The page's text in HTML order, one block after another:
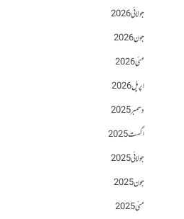
جولائی 2026
جون 2026
مئی 2026
اپریل 2026
دسمبر 2025
اگست 2025
جولائی 2025
جون 2025
مئی 2025